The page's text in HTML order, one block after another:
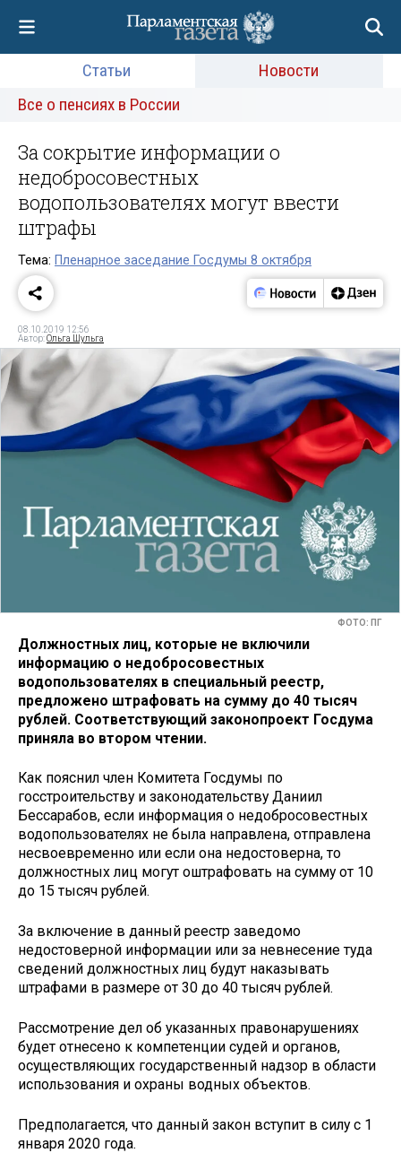
Статьи
Новости
Все о пенсиях в России
За сокрытие информации о
недобросовестных
водопользователях могут ввести
штрафы
Тема: Пленарное заседание Госдумы 8 октября
08.10.2019 12:56
Автор:Ольга Шульга
ФОТО: ПГ
Должностных лиц, которые не включили
информацию о недобросовестных
водопользователях в специальный реестр,
предложено штрафовать на сумму до 40 тысяч
рублей. Соответствующий законопроект Госдума
приняла во втором чтении.
Как пояснил член Комитета Госдумы по
госстроительству и законодательству Даниил
Бессарабов, если информация о недобросовестных
водопользователях не была направлена, отправлена
несвоевременно или если она недостоверна, то
должностных лиц могут оштрафовать на сумму от 10
до 15 тысяч рублей.
За включение в данный реестр заведомо
недостоверной информации или за невнесение туда
сведений должностных лиц будут наказывать
штрафами в размере от 30 до 40 тысяч рублей.
Рассмотрение дел об указанных правонарушениях
будет отнесено к компетенции судей и органов,
осуществляющих государственный надзор в области
использования и охраны водных объектов.
Предполагается, что данный закон вступит в силу с 1
января 2020 года.